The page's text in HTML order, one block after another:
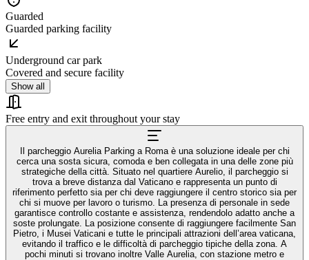
Guarded
Guarded parking facility
Underground car park
Covered and secure facility
Show all
Free entry and exit throughout your stay
Il parcheggio Aurelia Parking a Roma è una soluzione ideale per chi
cerca una sosta sicura, comoda e ben collegata in una delle zone più
strategiche della città. Situato nel quartiere Aurelio, il parcheggio si
trova a breve distanza dal Vaticano e rappresenta un punto di
riferimento perfetto sia per chi deve raggiungere il centro storico sia per
chi si muove per lavoro o turismo. La presenza di personale in sede
garantisce controllo costante e assistenza, rendendolo adatto anche a
soste prolungate. La posizione consente di raggiungere facilmente San
Pietro, i Musei Vaticani e tutte le principali attrazioni dell’area vaticana,
evitando il traffico e le difficoltà di parcheggio tipiche della zona. A
pochi minuti si trovano inoltre Valle Aurelia, con stazione metro e